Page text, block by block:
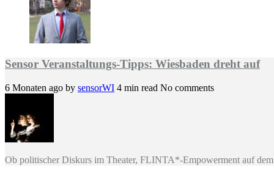
Sensor Veranstaltungs-Tipps: Wiesbaden dreht auf
6 Monaten ago by sensorWI 4 min read No comments
Ob politischer Diskurs im Theater, FLINTA*-Empowerment auf